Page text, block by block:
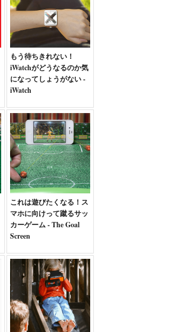
もう待ちきれない！
iWatchがどうなるのか気
になってしょうがない -
iWatch
これは遊びたくなる！ス
マホに向けって蹴るサッ
カーゲーム - The Goal
Screen